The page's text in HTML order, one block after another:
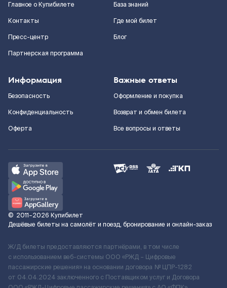
Главное о Купибилете
Контакты
Пресс-центр
Партнерская программа
База знаний
Где мой билет
Блог
Информация
Безопасность
Конфиденциальность
Оферта
Важные ответы
Оформление и покупка
Возврат и обмен билета
Все вопросы и ответы
© 2011–2026 Купибилет
Дешёвые билеты на самолёт и поезд, бронирование и онлайн-заказ
Ж/Д билеты предоставляются партнёрами, в том числе
с использованием веб-системы ООО «РЖД – Цифровые
пассажирские решения» на основании договора № ЦПР-1282
от 04.04.2024 заключенного с Поставщиком услуг и Договора